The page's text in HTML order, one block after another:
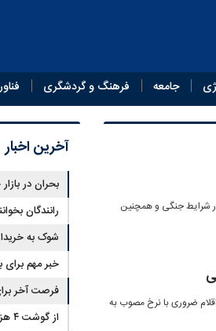
جامعه فرهنگ و گردشگری
شرایط جنگی و همچنین
ضروری با نرخ مصوب به
آخرین اخبار
بحران در
را بخوانید
رانندگان
کرج+ساعات
شوک به خریداران؛
خبر مهم
فرصت آخر برای